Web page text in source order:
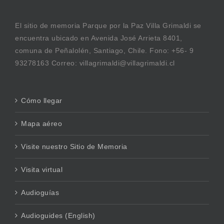
El sitio de memoria Parque por la Paz Villa Grimaldi se
encuentra ubicado en Avenida José Arrieta 8401,
comuna de Peñalolén, Santiago, Chile. Fono: +56- 9
93278163 Correo: villagrimaldi@villagrimaldi.cl
Cómo llegar
Mapa aéreo
Visite nuestro Sitio de Memoria
Visita virtual
Audioguías
Audioguides (English)